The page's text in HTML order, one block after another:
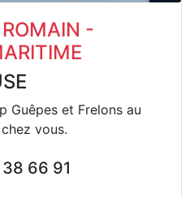
ROMAIN -
Guêpes et Frelons au
vous.
66 91